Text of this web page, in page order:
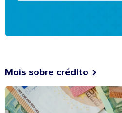
Mais sobre crédito